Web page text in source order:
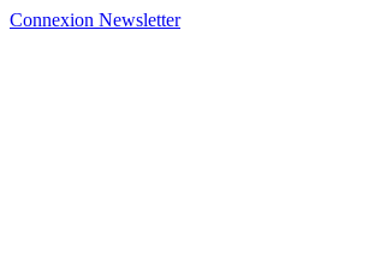
Connexion Newsletter